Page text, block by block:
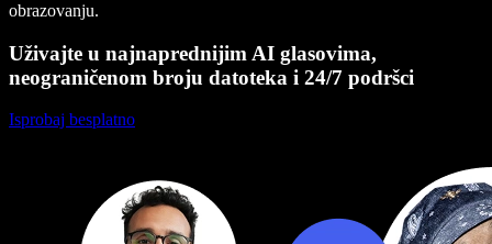
obrazovanju.
Uživajte u najnaprednijim AI glasovima,
neograničenom broju datoteka i 24/7 podršci
Isprobaj besplatno